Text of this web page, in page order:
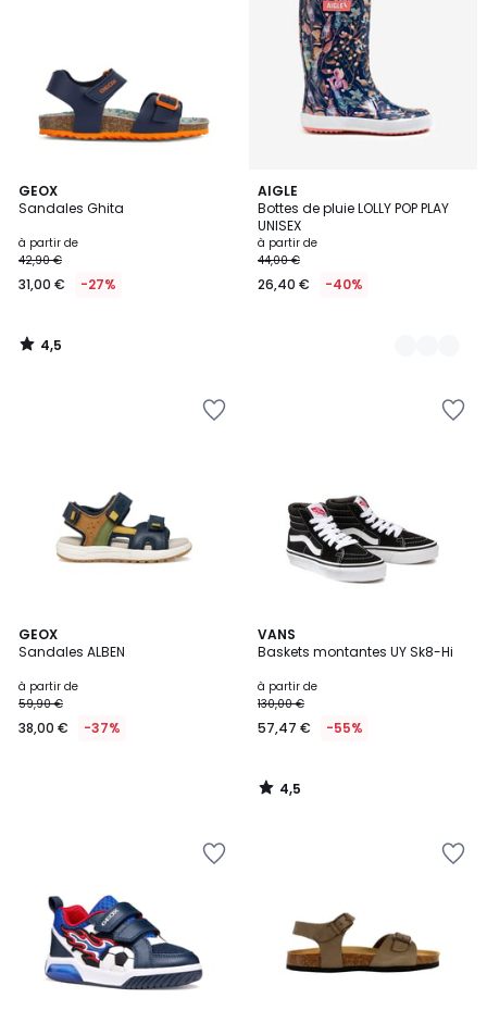
GEOX
Sandales Ghita
à partir de
42,90 €
31,00 € -27%
4,5
/ 5
4,5
/
AIGLE
Bottes de pluie LOLLY POP PLAY
UNISEX
à partir de
44,00 €
26,40 € -40%
2
Couleurs
GEOX
Sandales ALBEN
à partir de
59,90 €
38,00 € -37%
VANS
Baskets montantes UY Sk8-Hi
à partir de
130,00 €
57,47 € -55%
4,5
/ 5
4,5
/